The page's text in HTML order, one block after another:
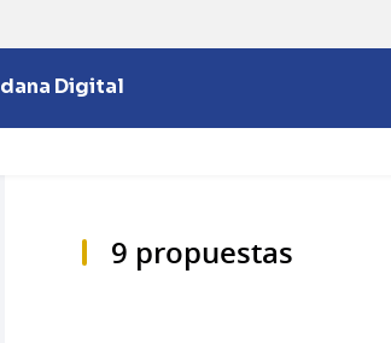
Digital
9 propuestas